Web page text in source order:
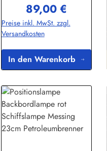
Club Handels-GmbHAm
Leitzelbach 3474889
Sinsheiminfo@sea-club.de
Regulärer Preis:
89,00 €
Preise inkl. MwSt. zzgl.
Versandkosten
In den Warenkorb